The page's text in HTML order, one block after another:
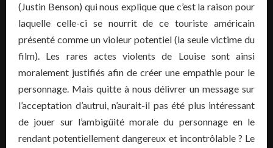
(Justin Benson) qui nous explique que c’est la raison pour
laquelle celle-ci se nourrit de ce touriste américain
présenté comme un violeur potentiel (la seule victime du
film). Les rares actes violents de Louise sont ainsi
moralement justifiés afin de créer une empathie pour le
personnage. Mais quitte à nous délivrer un message sur
l’acceptation d’autrui, n’aurait-il pas été plus intéressant
de jouer sur l’ambigüité morale du personnage en le
rendant potentiellement dangereux et incontrôlable ? Le